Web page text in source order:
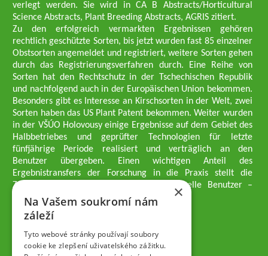
verlegt werden. Sie wird in CA B Abstracts/Horticultural
Science Abstracts, Plant Breeding Abstracts, AGRIS zitiert.
Zu den erfolgreich vermarkten Ergebnissen gehören
rechtlich geschützte Sorten, bis jetzt wurden fast 85 einzelner
Obstsorten angemeldet und registriert, weitere Sorten gehen
durch das Registrierungsverfahren durch. Eine Reihe von
Sorten hat den Rechtschutz in der Tschechischen Republik
und nachfolgend auch in der Europäischen Union bekommen.
Besonders gibt es Interesse an Kirschsorten in der Welt, zwei
Sorten haben das US Plant Patent bekommen. Weiter wurden
in der VŠÚO Holovousy einige Ergebnisse auf dem Gebiet des
Halbbetriebes und geprüfter Technologien für letzte
fünfjährige Periode realisiert und verträglich an den
Benutzer übergeben. Einen wichtigen Anteil des
Ergebnistransfers der Forschung in die Praxis stellt die
Züchtungsmethodik dar, die an professionelle Benutzer –
professionelle Obstzüchter übergeben wird.
Geschäftsführer der Gesellschaft
Dipl.-Ing. Tomáš Zmeškal
Dipl.-Ing. Jaroslav Vácha
×
Na Vašem soukromí nám
záleží
Tyto webové stránky používají soubory
cookie ke zlepšení uživatelského zážitku.